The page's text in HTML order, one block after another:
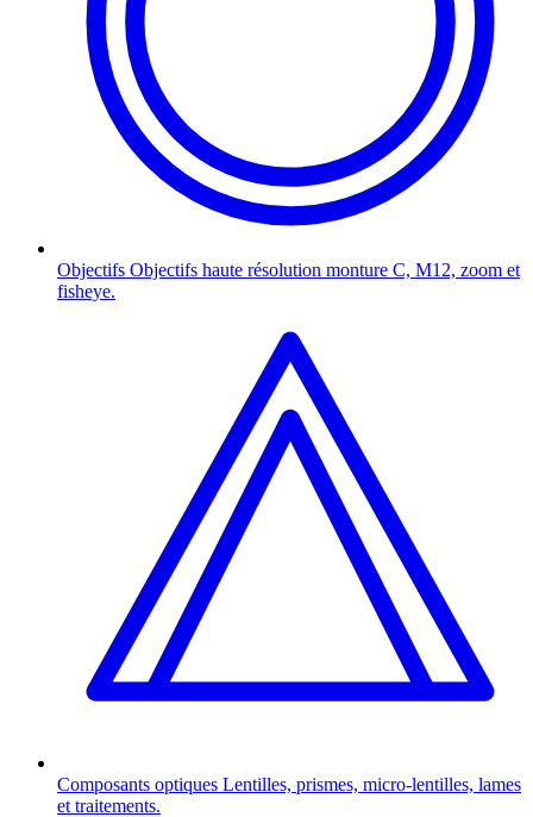
Objectifs Objectifs haute résolution monture C, M12, zoom et
fisheye.
Composants optiques Lentilles, prismes, micro-lentilles, lames
et traitements.